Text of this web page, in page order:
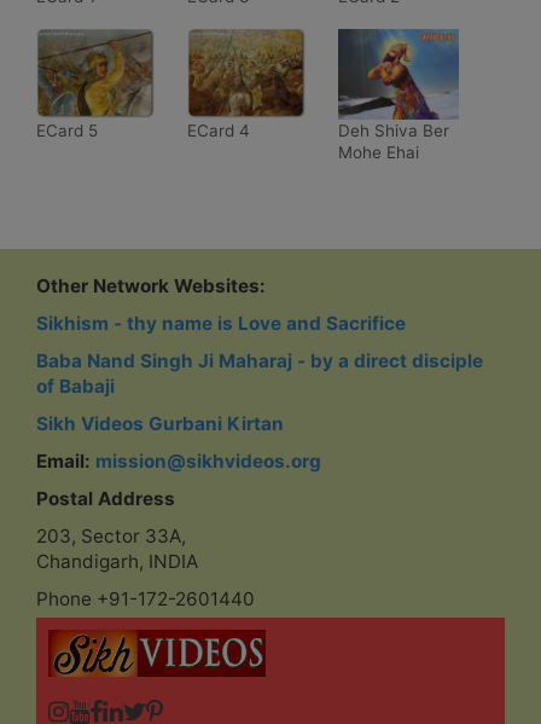
ECard 5 ECard 4
Deh Shiva Ber
Mohe Ehai
Other Network Websites:
Sikhism - thy name is Love and Sacrifice
Baba Nand Singh Ji Maharaj - by a direct disciple
of Babaji
Sikh Videos Gurbani Kirtan
Email: mission@sikhvideos.org
Postal Address
203, Sector 33A,
Chandigarh, INDIA
Phone +91-172-2601440